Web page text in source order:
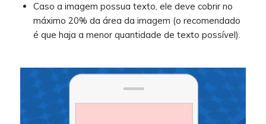
Caso a imagem possua texto, ele deve cobrir no
máximo 20% da área da imagem (o recomendado
é que haja a menor quantidade de texto possível).